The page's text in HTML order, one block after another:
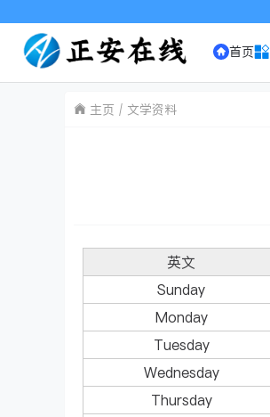
首页
主页 文学资料
英文
Sunday
Monday
Tuesday
Wednesday
Thursday